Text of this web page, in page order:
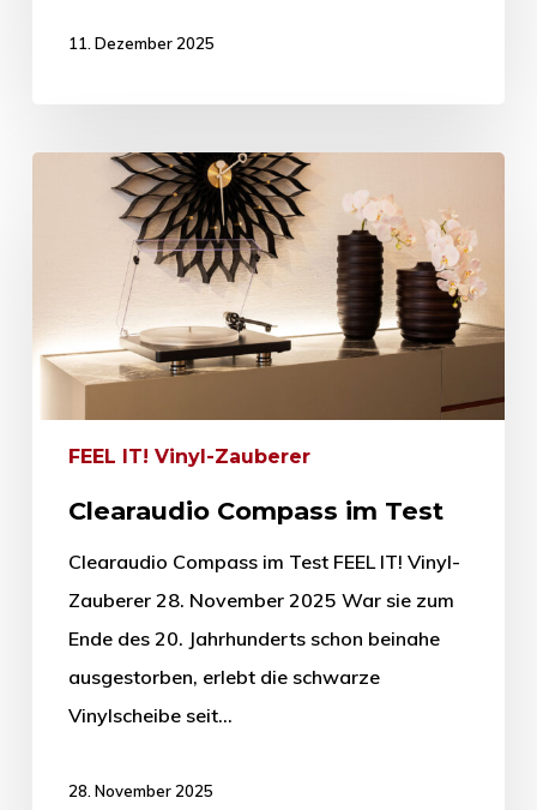
11. Dezember 2025
FEEL IT! Vinyl-Zauberer
Clearaudio Compass im Test
Clearaudio Compass im Test FEEL IT! Vinyl-
Zauberer 28. November 2025 War sie zum
Ende des 20. Jahrhunderts schon beinahe
ausgestorben, erlebt die schwarze
Vinylscheibe seit…
28. November 2025